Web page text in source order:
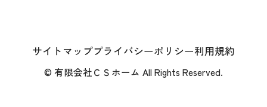
サイトマッププライバシーポリシー利用規約
© 有限会社ＣＳホーム All Rights Reserved.